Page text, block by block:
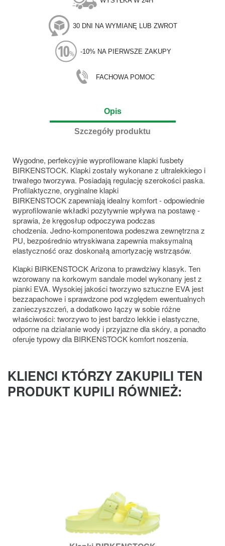
30 DNI NA WYMIANĘ LUB ZWROT
-10% NA PIERWSZE ZAKUPY
FACHOWA POMOC
Opis
Szczegóły produktu
Wygodne, perfekcyjnie wyprofilowane klapki fusbety
BIRKENSTOCK. Klapki zostały wykonane z ultralekkiego i
trwałego tworzywa. Posiadają regulację szerokości paska.
Profilaktyczne, oryginalne klapki
BIRKENSTOCK zapewniają idealny komfort - odpowiednie
wyprofilowanie wkładki pozytywnie wpływa na postawę -
sprawia, że kręgosłup odpoczywa podczas
chodzenia. Jedno-komponentowa podeszwa zewnętrzna z
PU, bezpośrednio wtryskiwana zapewnia maksymalną
elastyczność oraz doskonałą amortyzację wstrząsów.
Klapki BIRKENSTOCK Arizona to prawdziwy klasyk. Ten
wzorowany na korkowym sandale model wykonany jest z
pianki EVA. Wysokiej jakości tworzywo sztuczne EVA jest
bezzapachowe i sprawdzone pod względem ewentualnych
zanieczyszczeń, a dodatkowo łączy w sobie różne
właściwości: tworzywo to jest bardzo lekkie i elastyczne,
odporne na działanie wody i przyjazne dla skóry, a ponadto
oferuje typowy dla BIRKENSTOCK komfort noszenia.
KLIENCI KTÓRZY ZAKUPILI TEN
PRODUKT KUPILI RÓWNIEŻ: